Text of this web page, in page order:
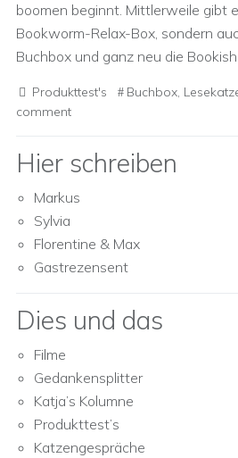
boomen beginnt. Mittlerweile gibt
Bookworm-Relax-Box, sondern
Buchbox und ganz neu die
Produkttest's Buchbox,
comment
Hier schreiben
Markus
Sylvia
Florentine & Max
Gastrezensent
Dies und das
Filme
Gedankensplitter
Katja’s Kolumne
Produkttest’s
Katzengespräche